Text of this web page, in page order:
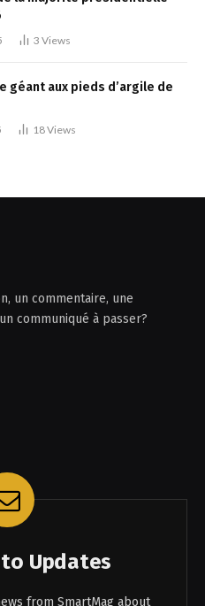
3 Views
géant aux pieds d’argile de
18Views
un commentaire, une
communiqué à passer?
Updates
from SmartMag about